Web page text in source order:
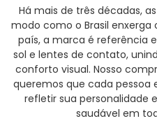
Há mais de três décadas,
modo como o Brasil
país, a marca é referência
sol e lentes de contato,
conforto visual. Nosso
queremos que cada pessoa
refletir sua personalidade
saudável em